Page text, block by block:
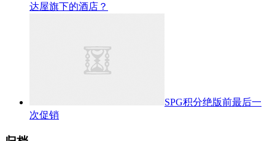
达屋旗下的酒店？
SPG积分绝版前最后一
次促销